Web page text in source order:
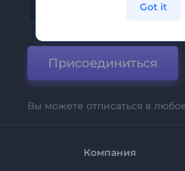
Присоединиться
Вы можете отписаться в
Компания
Got it